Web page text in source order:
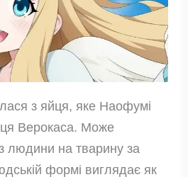
з яйця, яке Наофумі
Верокаса. Може
людини на тварину за
формі виглядає як